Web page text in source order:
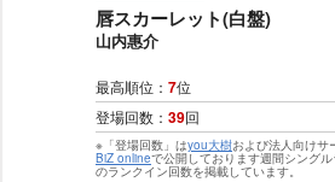
唇スカーレット(白盤)
山内惠介
最高順位： 7位
登場回数： 39回
※「登場回数」はyou大樹および法人向けサ
BiZ onlineで公開しております週間シング
のランクイン回数を掲載しています。